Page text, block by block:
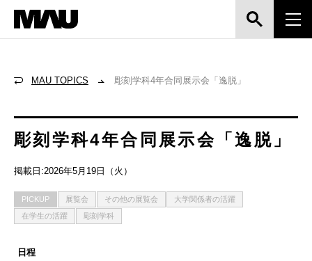
MAU TOPICS 彫刻学科4年合同展示会「逸脱」
彫刻学科4年合同展示会「逸脱」
掲載日:2026年5月19日（火）
PICKUP 展覧会 その他の展覧会
大学関係者の活躍
在学生の活躍
彫刻学科
日程